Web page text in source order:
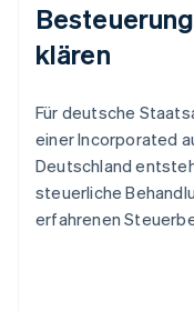
klären
Für deutsche
einer Incorporated
Deutschland
steuerliche
erfahrenen